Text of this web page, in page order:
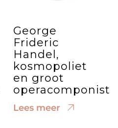
George
Frideric
Handel,
kosmopoliet
en groot
operacomponist
Lees meer